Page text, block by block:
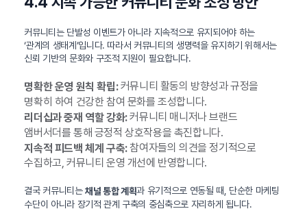
커뮤니티는 단발성 이벤트가 아니라 지속적으로 유지되어야 하는
‘관계의 생태계’입니다. 따라서 커뮤니티의 생명력을 유지하기 위해서는
신뢰 기반의 문화와 구조적 지원이 필요합니다.
명확한 운영 원칙 확립:커뮤니티 활동의 방향성과 규정을
명확히 하여 건강한 참여 문화를 조성합니다.
리더십과 중재 역할 강화:커뮤니티 매니저나 브랜드
앰버서더를 통해 긍정적 상호작용을 촉진합니다.
지속적 피드백 체계 구축:참여자들의 의견을 정기적으로
수집하고, 커뮤니티 운영 개선에 반영합니다.
결국 커뮤니티는채널 통합 계획과 유기적으로 연동될 때, 단순한 마케팅
수단이 아니라 장기적 관계 구축의 중심축으로 자리하게 됩니다.